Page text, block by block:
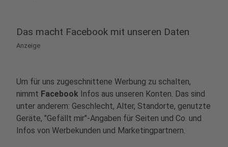
Das macht Facebook mit unseren Daten
Anzeige
Um für uns zugeschnittene Werbung zu schalten,
nimmt Facebook Infos aus unseren Konten. Das sind
unter anderem: Geschlecht, Alter, Standorte, genutzte
Geräte, "Gefällt mir"-Angaben für Seiten und Co. und
Infos von Werbekunden und Marketingpartnern.